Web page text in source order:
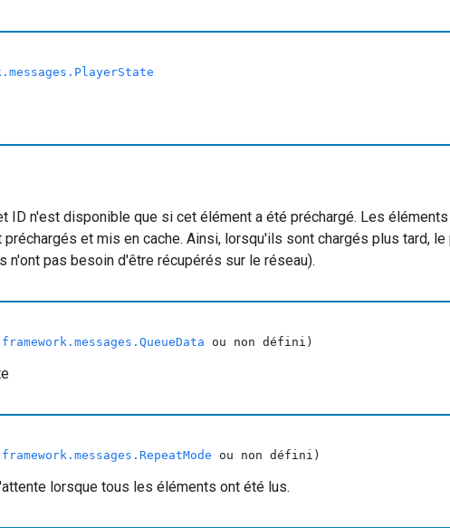
ID n'est disponible que si cet élément a été préchargé. Les
et mis en cache. Ainsi, lorsqu'ils sont chargés plus tard,
n'ont pas besoin d'être récupérés sur le réseau).
ou non défini)
ou non défini)
lorsque tous les éléments ont été lus.